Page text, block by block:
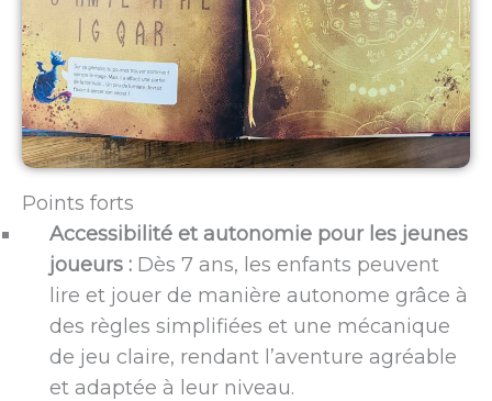
Points forts
Accessibilité et autonomie pour les jeunes
joueurs : Dès 7 ans, les enfants peuvent
lire et jouer de manière autonome grâce à
des règles simplifiées et une mécanique
de jeu claire, rendant l’aventure agréable
et adaptée à leur niveau.